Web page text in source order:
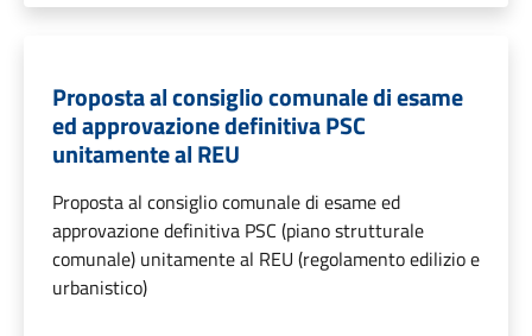
Proposta al consiglio comunale di esame
ed approvazione definitiva PSC
unitamente al REU
Proposta al consiglio comunale di esame ed
approvazione definitiva PSC (piano strutturale
comunale) unitamente al REU (regolamento edilizio e
urbanistico)